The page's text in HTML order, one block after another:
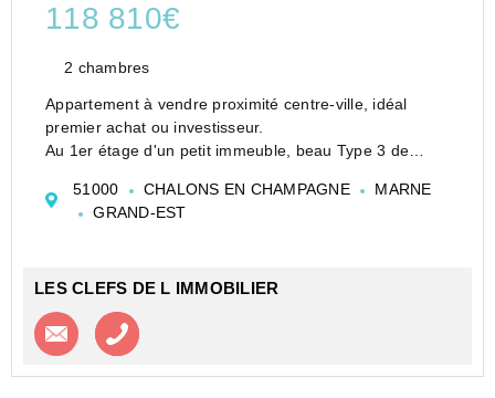
118 810€
2 chambres
Appartement à vendre proximité centre-ville, idéal
premier achat ou investisseur.
Au 1er étage d'un petit immeuble, beau Type 3 de
cuisine indépendante aménagée et équipée, deux
grandes chambres, salle ...
51000 CHALONS EN CHAMPAGNE
MARNE
GRAND-EST
LES CLEFS DE L IMMOBILIER
Contacter l'agence